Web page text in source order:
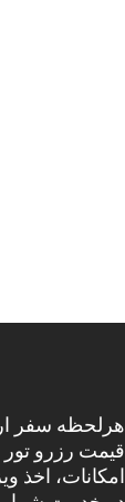
هرلحظه سفر
قیمت رزرو تور
امکانات، اخذ